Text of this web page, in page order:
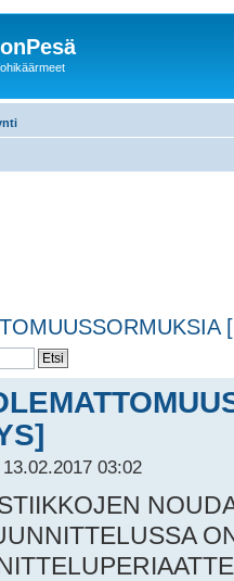
03:02